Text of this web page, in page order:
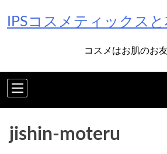
IPSコスメティックス
コスメはお肌のお
jishin-moteru